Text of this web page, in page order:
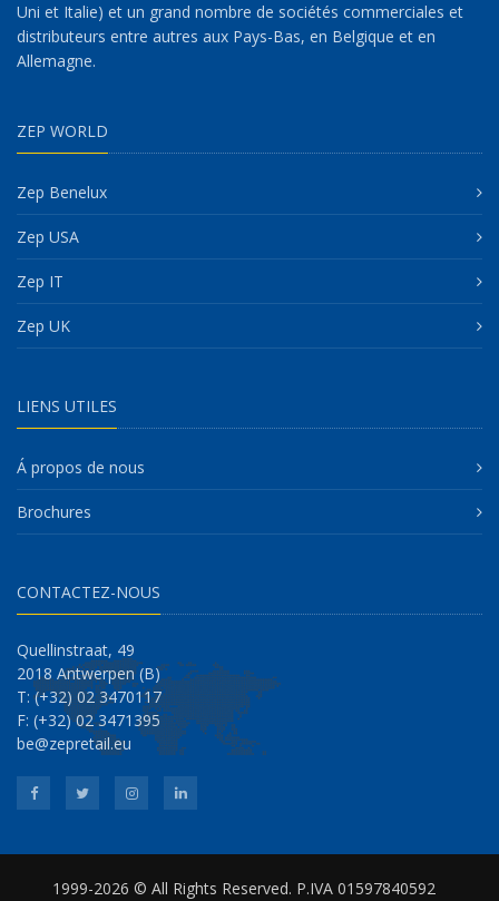
Uni et Italie) et un grand nombre de sociétés commerciales et
distributeurs entre autres aux Pays-Bas, en Belgique et en
Allemagne.
ZEP WORLD
Zep Benelux
Zep USA
Zep IT
Zep UK
LIENS UTILES
Á propos de nous
Brochures
CONTACTEZ-NOUS
Quellinstraat, 49
2018 Antwerpen (B)
T: (+32) 02 3470117
F: (+32) 02 3471395
be@zepretail.eu
1999-2026 © All Rights Reserved. P.IVA 01597840592